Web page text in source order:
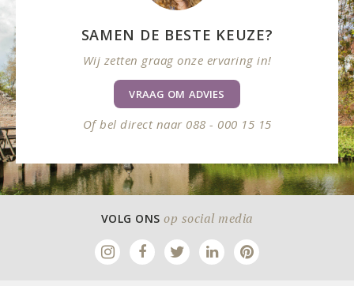
SAMEN DE BESTE KEUZE?
Wij zetten graag onze ervaring in!
VRAAG OM ADVIES
Of bel direct naar 088 - 000 15 15
VOLG ONS op social media